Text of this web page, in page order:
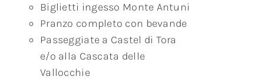
Biglietti ingesso Monte Antuni
Pranzo completo con bevande
Passeggiate a Castel di Tora
e/o alla Cascata delle
Vallocchie